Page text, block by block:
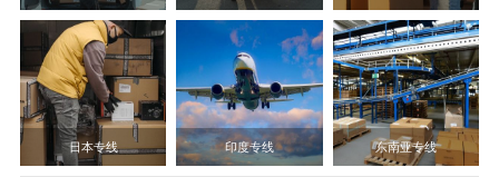
日本专线 印度专线 东南亚专线